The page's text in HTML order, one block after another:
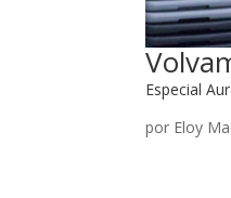
Especial
por Eloy